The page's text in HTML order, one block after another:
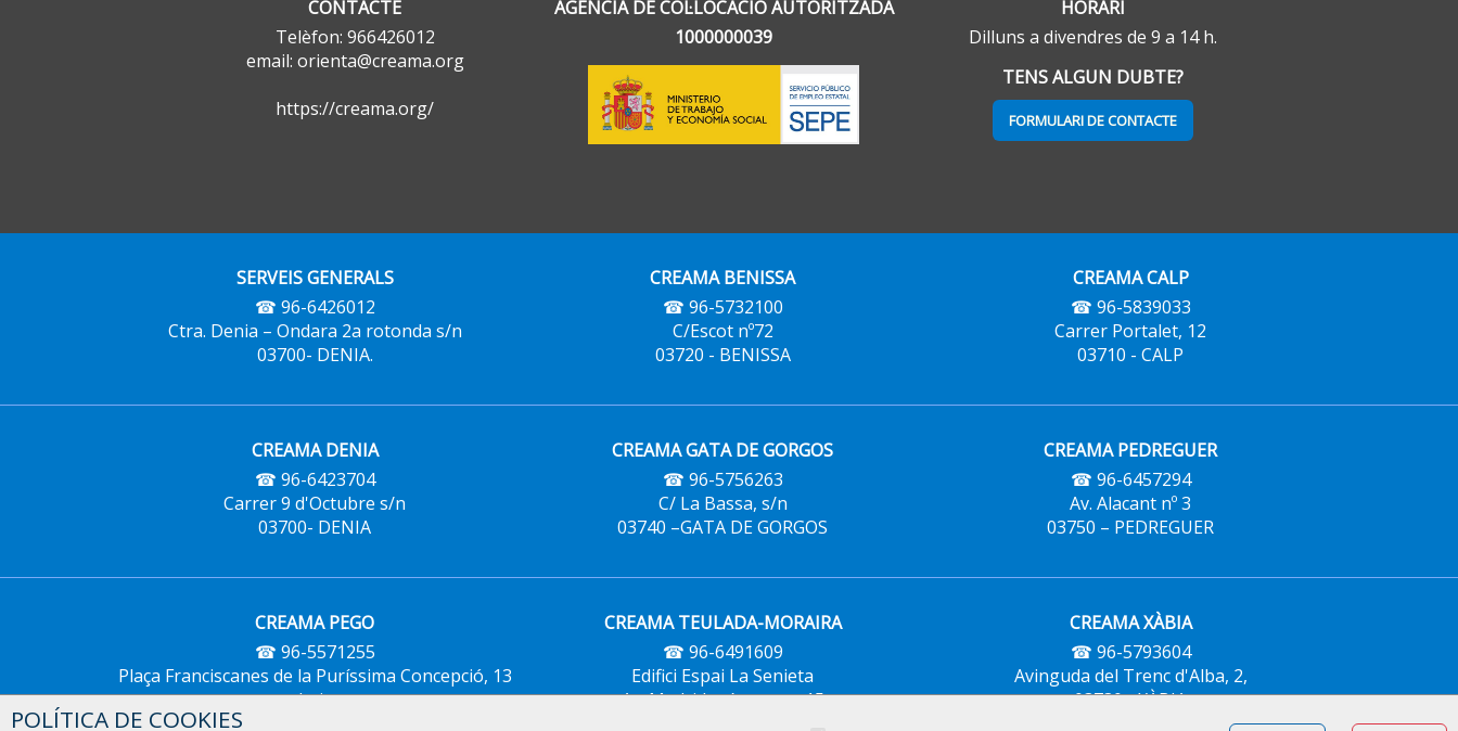
CONTACTE
Telèfon: 966426012
email: orienta@creama.org
https://creama.org/
AGÈNCIA DE COL·LOCACIÓ AUTORITZADA
1000000039
HORARI
Dilluns a divendres de 9 a 14 h.
TENS ALGUN DUBTE?
FORMULARI DE CONTACTE
SERVEIS GENERALS
☎ 96-6426012
Ctra. Denia – Ondara 2a rotonda s/n
03700- DENIA.
CREAMA BENISSA
☎ 96-5732100
C/Escot nº72
03720 - BENISSA
CREAMA CALP
☎ 96-5839033
Carrer Portalet, 12
03710 - CALP
CREAMA DENIA
☎ 96-6423704
Carrer 9 d'Octubre s/n
03700- DENIA
CREAMA GATA DE GORGOS
☎ 96-5756263
C/ La Bassa, s/n
03740 –GATA DE GORGOS
CREAMA PEDREGUER
☎ 96-6457294
Av. Alacant nº 3
03750 – PEDREGUER
CREAMA PEGO
☎ 96-5571255
Plaça Franciscanes de la Puríssima Concepció, 13
baix
CREAMA TEULADA-MORAIRA
☎ 96-6491609
Edifici Espai La Senieta
Av. Madrid, núm. ~ ~ ~ 15
CREAMA XÀBIA
☎ 96-5793604
Avinguda del Trenc d'Alba, 2,
03730 - XÀBIA
POLÍTICA DE COOKIES